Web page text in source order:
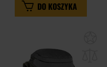
DO KOSZYKA
schowka